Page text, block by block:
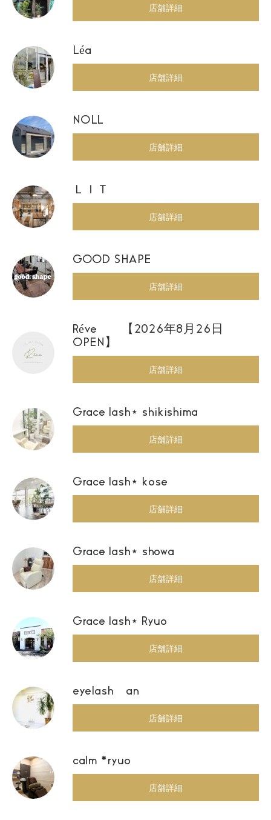
店舗詳細
Léa
店舗詳細
NOLL
店舗詳細
ＬＩＴ
店舗詳細
GOOD SHAPE
店舗詳細
Réve 【2026年8月26日
OPEN】
店舗詳細
Grace lash⋆ shikishima
店舗詳細
Grace lash⋆ kose
店舗詳細
Grace lash⋆ showa
店舗詳細
Grace lash⋆ Ryuo
店舗詳細
eyelash an
店舗詳細
calm *ryuo
店舗詳細